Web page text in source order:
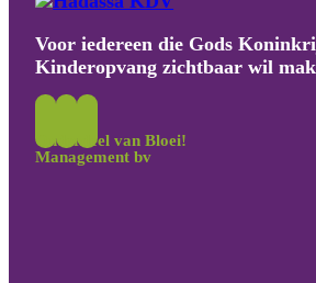
Onderdeel van Bloei!
Management bv
Voor iedereen die Gods
Kinderopvang zichtbaar wil